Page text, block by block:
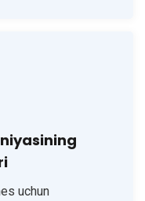
uchun